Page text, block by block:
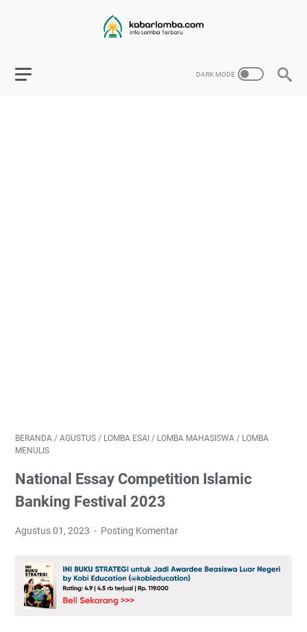
BERANDA / AGUSTUS / LOMBA ESAI / LOMBA MAHASISWA / LOMBA
MENULIS
National Essay Competition Islamic
Banking Festival 2023
Agustus 01, 2023 Posting Komentar